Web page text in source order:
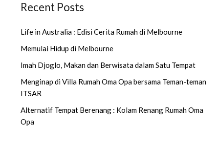
Recent Posts
Life in Australia : Edisi Cerita Rumah di Melbourne
Memulai Hidup di Melbourne
Imah Djoglo, Makan dan Berwisata dalam Satu Tempat
Menginap di Villa Rumah Oma Opa bersama Teman-teman
ITSAR
Alternatif Tempat Berenang : Kolam Renang Rumah Oma
Opa